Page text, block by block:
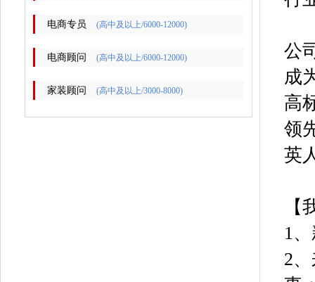
电商专员 (高中及以上/6000-12000)
电商顾问 (高中及以上/6000-12000)
家装顾问 (高中及以上/3000-8000)
公
成
高
领
英
【
1
2